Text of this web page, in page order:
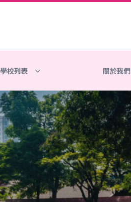
學校列表 關於我們